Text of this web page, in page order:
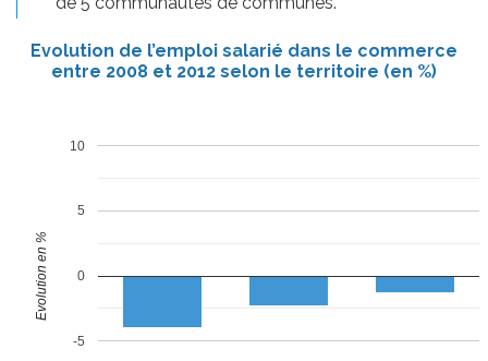
Evolution de l’emploi salarié dans le commerce
entre 2008 et 2012 selon le territoire (en %)
-5
0
5
10
Evolution en %